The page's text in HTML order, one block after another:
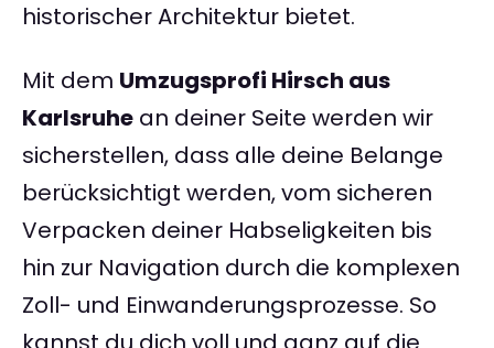
historischer Architektur bietet.
Mit dem Umzugsprofi Hirsch aus
Karlsruhe an deiner Seite werden wir
sicherstellen, dass alle deine Belange
berücksichtigt werden, vom sicheren
Verpacken deiner Habseligkeiten bis
hin zur Navigation durch die komplexen
Zoll- und Einwanderungsprozesse. So